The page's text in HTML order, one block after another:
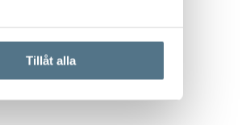
Tillåt alla